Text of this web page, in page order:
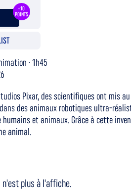
+10
POINTS
· 1h45
Pixar, des scientifiques ont mis
des animaux robotiques ultra-
et animaux. Grâce à cette
animal.
n'est plus à l'affiche.